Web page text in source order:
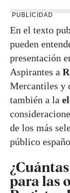
PUBLICIDAD
En el texto
pueden
presentación
Aspirantes a
Mercantiles y
también a la
de los más
público
para las